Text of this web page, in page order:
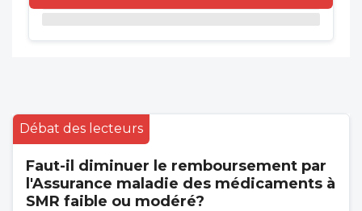
Débat des lecteurs
Faut-il diminuer le remboursement par
l'Assurance maladie des médicaments à
SMR faible ou modéré?